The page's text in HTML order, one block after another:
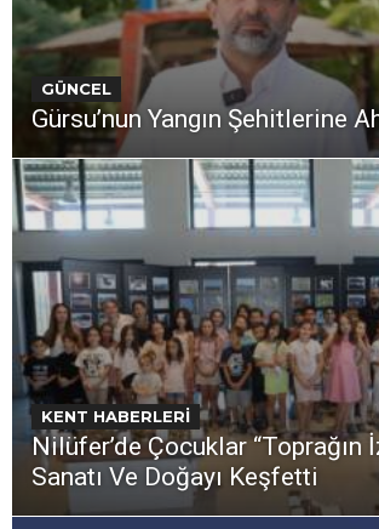
GÜNCEL
Gürsu’nun Yangın Şehitlerine
KENT HABERLERİ
Nilüfer’de Çocuklar “Toprağın
Sanatı Ve Doğayı Keşfetti